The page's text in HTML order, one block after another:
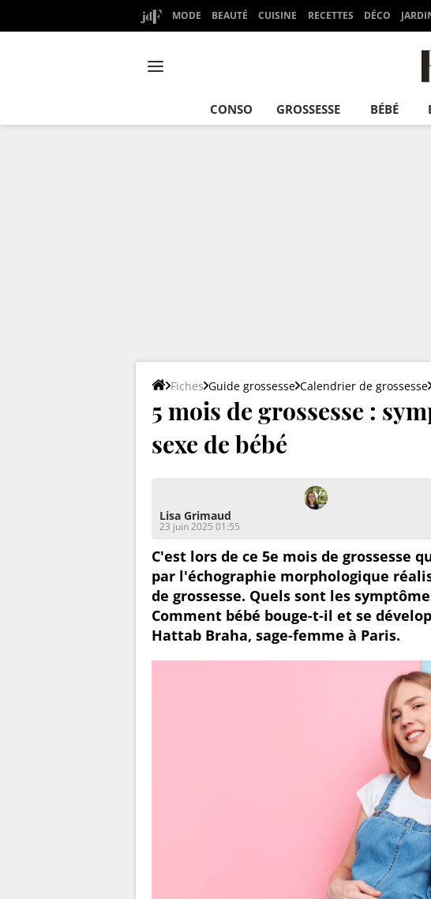
MODE BEAUTÉ CUISINE RECETTES DÉCO
CONSO GROSSESSE BÉBÉ
Fiches Guide grossesse Calendrier de grossesse
5 mois de grossesse :
sexe de bébé
Lisa Grimaud
23 juin 2025 01:55
C'est lors de ce 5e mois de grossesse
par l'échographie morphologique
de grossesse. Quels sont les
Comment bébé bouge-t-il et se
Hattab Braha, sage-femme à Paris.